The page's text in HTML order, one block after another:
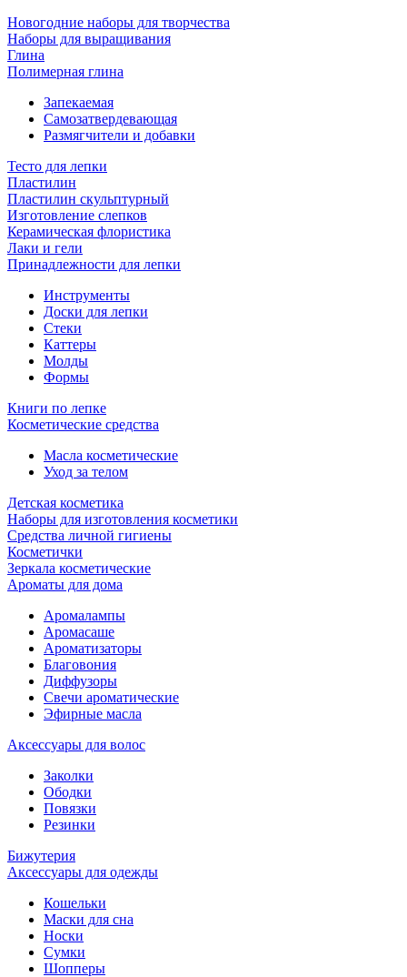
Новогодние наборы для творчества
Наборы для выращивания
Глина
Полимерная глина
Запекаемая
Самозатвердевающая
Размягчители и добавки
Тесто для лепки
Пластилин
Пластилин скульптурный
Изготовление слепков
Керамическая флористика
Лаки и гели
Принадлежности для лепки
Инструменты
Доски для лепки
Стеки
Каттеры
Молды
Формы
Книги по лепке
Косметические средства
Масла косметические
Уход за телом
Детская косметика
Наборы для изготовления косметики
Средства личной гигиены
Косметички
Зеркала косметические
Ароматы для дома
Аромалампы
Аромасаше
Ароматизаторы
Благовония
Диффузоры
Свечи ароматические
Эфирные масла
Аксессуары для волос
Заколки
Ободки
Повязки
Резинки
Бижутерия
Аксессуары для одежды
Кошельки
Маски для сна
Носки
Сумки
Шопперы